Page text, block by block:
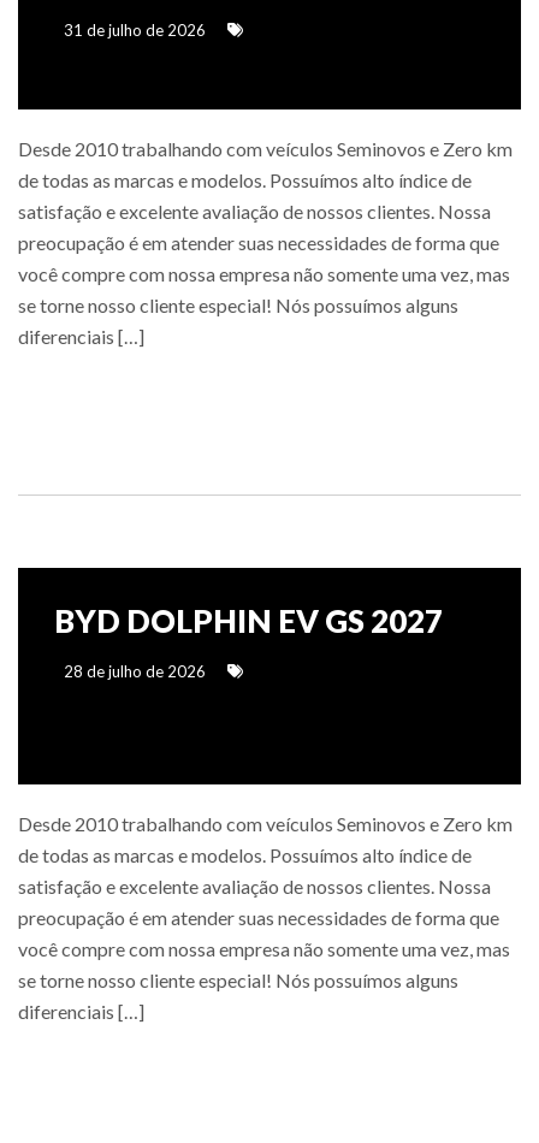
31 de julho de 2026
Desde 2010 trabalhando com veículos Seminovos e Zero km
de todas as marcas e modelos. Possuímos alto índice de
satisfação e excelente avaliação de nossos clientes. Nossa
preocupação é em atender suas necessidades de forma que
você compre com nossa empresa não somente uma vez, mas
se torne nosso cliente especial! Nós possuímos alguns
diferenciais […]
BYD DOLPHIN EV GS 2027
28 de julho de 2026
Desde 2010 trabalhando com veículos Seminovos e Zero km
de todas as marcas e modelos. Possuímos alto índice de
satisfação e excelente avaliação de nossos clientes. Nossa
preocupação é em atender suas necessidades de forma que
você compre com nossa empresa não somente uma vez, mas
se torne nosso cliente especial! Nós possuímos alguns
diferenciais […]